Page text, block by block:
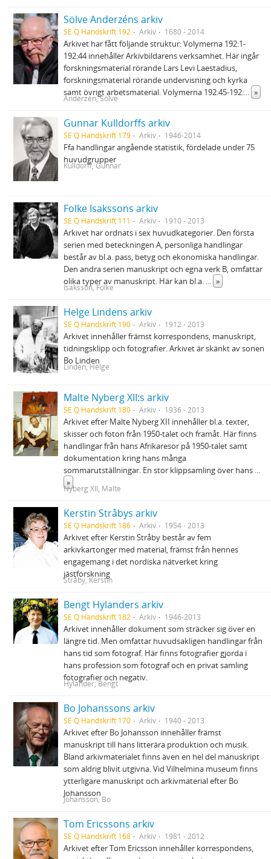
Sölve Anderzéns arkiv
SE Q Handskrift 192 Arkiv 1680 - 2014
Arkivet har fått följande struktur: Volymerna 192:1-
192:44 innehåller Arkivbildarens verksamhet. Här ingår
forskningsmaterial rörande Lars Levi Laestadius,
forskningsmaterial rörande undervisning och kyrka
samt övrigt arbetsmaterial. Volymerna 192:45-192:... »
Anderzén, Sölve
Gunnar Kulldorffs arkiv
SE Q Handskrift 179 Arkiv 1946-2014
Ffa handlingar angående statistik, fördelade under 75
huvudgrupper
Kulldorff, Gunnar
Folke Isakssons arkiv
SE Q Handskrift 111 Arkiv 1910 - 2013
Arkivet har ordnats i sex huvudkategorier. Den första
serien med beteckningen A, personliga handlingar
består av bl.a. pass, betyg och ekonomiska handlingar.
Den andra serien manuskript och egna verk B, omfattar
olika typer av manuskript. Här kan bl.a. ... »
Isaksson, Folke
Helge Lindens arkiv
SE Q Handskrift 190 Arkiv 1912 - 2013
Arkivet innehåller främst korrespondens, manuskript,
tidningsklipp och fotografier. Arkivet är skänkt av sonen
Bo Linden
Linden, Helge
Malte Nyberg XII:s arkiv
SE Q Handskrift 180 Arkiv 1936 - 2013
Arkivet efter Malte Nyberg XII innehåller bl.a. texter,
skisser och foton från 1950-talet och framåt. Här finns
handlingar från hans Afrikaresor på 1950-talet samt
dokumentation kring hans många
sommarutställningar. En stor klippsamling över hans ...
»
Nyberg XII, Malte
Kerstin Stråbys arkiv
SE Q Handskrift 186 Arkiv 1954 - 2013
Arkivet efter Kerstin Stråby består av fem
arkivkartonger med material, främst från hennes
engagemang i det nordiska nätverket kring
jästforskning
Stråby, Kerstin
Bengt Hylanders arkiv
SE Q Handskrift 182 Arkiv 1946-2013
Arkivet innehåller dokument som sträcker sig över en
längre tid. Men omfattar huvudsakligen handlingar från
hans tid som fotograf. Här finns fotografier gjorda i
hans profession som fotograf och en privat samling
fotografier och negativ.
Hylander, Bengt
Bo Johanssons arkiv
SE Q Handskrift 170 Arkiv 1940 - 2013
Arkivet efter Bo Johansson innehåller främst
manuskript till hans litterära produktion och musik.
Bland arkivmaterialet finns även en hel del manuskript
som aldrig blivit utgivna. Vid Vilhelmina museum finns
ytterligare manuskript och arkivmaterial efter Bo
Johansson
Johansson, Bo
Tom Ericssons arkiv
SE Q Handskrift 168 Arkiv 1981 - 2012
Arkivet efter Tom Ericsson innehåller korrespondens,